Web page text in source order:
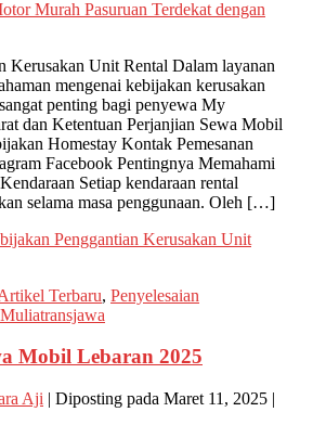
Kerusakan Unit Rental Dalam layanan
mengenai kebijakan kerusakan
penting bagi penyewa My
dan Ketentuan Perjanjian Sewa Mobil
Homestay Kontak Pemesanan
Facebook Pentingnya Memahami
Setiap kendaraan rental
selama masa penggunaan. Oleh […]
Penggantian Kerusakan Unit
Terbaru, Penyelesaian
Mobil Lebaran 2025
Aji | Diposting pada Maret 11, 2025 |